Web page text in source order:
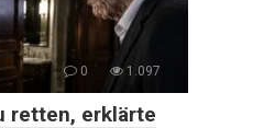
0 1.097
retten, erklärte